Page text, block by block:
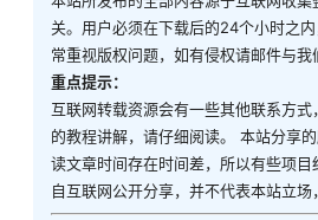
关。用户必须在下载后的24个小时之
常重视版权问题，如有侵权请邮件与我
重点提示：
互联网转载资源会有一些其他联系方
的教程讲解，请仔细阅读。 本站分享
读文章时间存在时间差，所以有些项
自互联网公开分享，并不代表本站立